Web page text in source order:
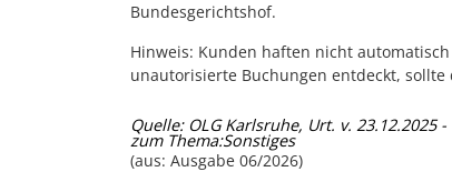
Bundesgerichtshof.
Hinweis: Kunden haften nicht
unautorisierte Buchungen entdeckt, sollte
Quelle: OLG Karlsruhe, Urt. v. 23.12.2025 -
zum Thema:Sonstiges
(aus: Ausgabe 06/2026)